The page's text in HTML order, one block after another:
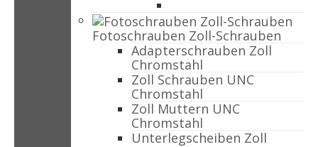
Fotoschrauben Zoll-Schrauben
Adapterschrauben Zoll
Chromstahl
Zoll Schrauben UNC
Chromstahl
Zoll Muttern UNC
Chromstahl
Unterlegscheiben Zoll